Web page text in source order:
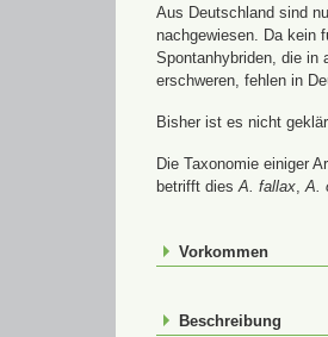
Aus Deutschland sind
nachgewiesen. Da kein
Spontanhybriden, die in
erschweren, fehlen in
Bisher ist es nicht
Die Taxonomie einiger
betrifft diesA. fallax,A.
Vorkommen
Beschreibung